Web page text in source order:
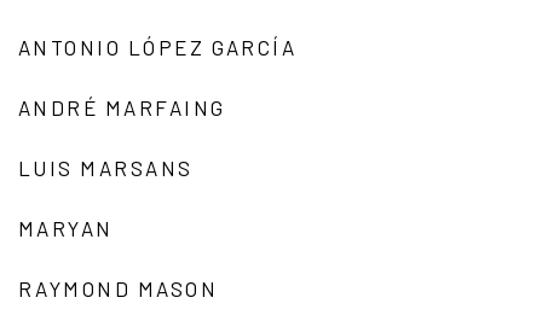
ANTONIO LÓPEZ GARCÍA
ANDRÉ MARFAING
LUIS MARSANS
MARYAN
RAYMOND MASON